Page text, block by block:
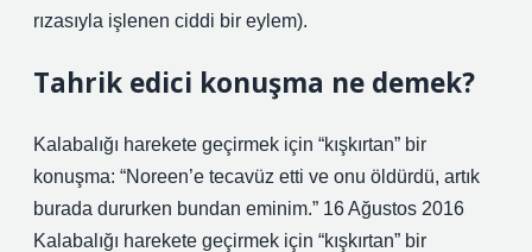
rızasıyla işlenen ciddi bir eylem).
Tahrik edici konuşma ne demek?
Kalabalığı harekete geçirmek için “kışkırtan” bir
konuşma: “Noreen’e tecavüz etti ve onu öldürdü, artık
burada dururken bundan eminim.” 16 Ağustos 2016
Kalabalığı harekete geçirmek için “kışkırtan” bir